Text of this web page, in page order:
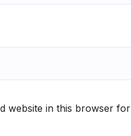
website in this browser